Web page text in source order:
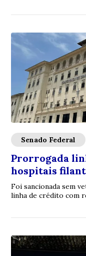
Senado Federal
Prorrogada
hospitais
Foi sancionada sem
linha de crédito com